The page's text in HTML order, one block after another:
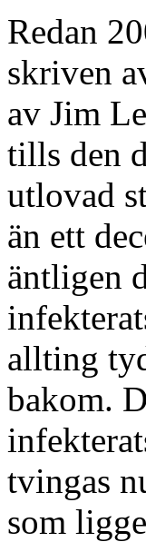
Redan
skriven
av Jim
tills den
utlovad
än ett
äntligen
allting
bakom.
tvingas
som